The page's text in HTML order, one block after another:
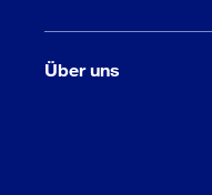
Über uns